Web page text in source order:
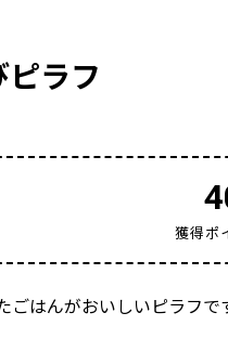
ラフ
獲得ポ
はんがおいしいピラフで